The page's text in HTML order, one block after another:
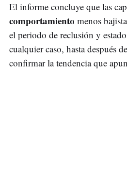
El informe concluye que las
comportamiento menos
el periodo de reclusión y
cualquier caso, hasta después
confirmar la tendencia que